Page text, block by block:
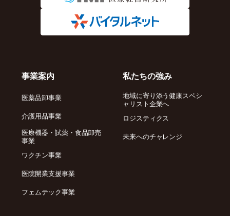
事業案内
医薬品卸事業
介護用品事業
医療機器・試薬・食品卸売
事業
ワクチン事業
医院開業支援事業
フェムテック事業
私たちの強み
地域に寄り添う健康スペシ
ャリスト企業へ
ロジスティクス
未来へのチャレンジ